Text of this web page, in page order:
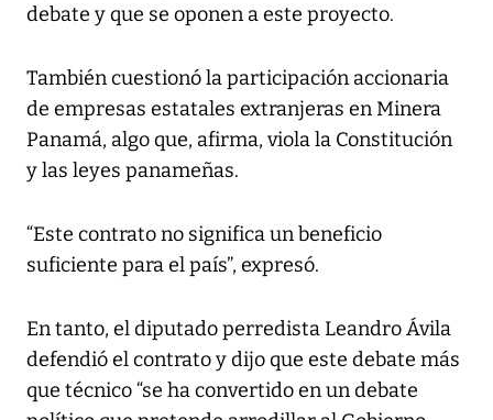
debate y que se oponen a este proyecto.
También cuestionó la participación accionaria
de empresas estatales extranjeras en Minera
Panamá, algo que, afirma, viola la Constitución
y las leyes panameñas.
“Este contrato no significa un beneficio
suficiente para el país”, expresó.
En tanto, el diputado perredista Leandro Ávila
defendió el contrato y dijo que este debate más
que técnico “se ha convertido en un debate